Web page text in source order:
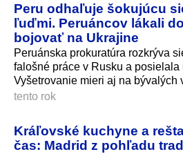
Peru odhaľuje šokujúcu
ľuďmi. Peruáncov lákali
bojovať na Ukrajine
Peruánska prokuratúra rozkrýva
falošné práce v Rusku a posielala
Vyšetrovanie mieri aj na bývalých
tento rok
Kráľovské kuchyne a
čas: Madrid z pohľadu